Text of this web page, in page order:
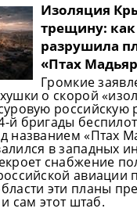
Изоляция
трещину:
разрушила
«Птах
Громкие
о скорой
российскую
й бригады
названием «Птах
в западных
снабжение
авиации
эти планы
сам этот штаб.